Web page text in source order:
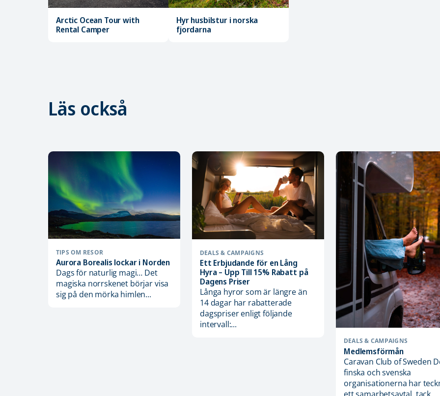
Arctic Ocean Tour with
Rental Camper
Hyr husbilstur i norska
fjordarna
Läs också
TIPS OM RESOR
Aurora Borealis lockar i Norden
Dags för naturlig magi… Det
magiska norrskenet börjar visa
sig på den mörka himlen...
DEALS & CAMPAIGNS
Ett Erbjudande för en Lång
Hyra – Upp Till 15% Rabatt på
Dagens Priser
Långa hyror som är längre än
14 dagar har rabatterade
dagspriser enligt följande
intervall:...
DEALS & CAMPAIGNS
Medlemsförmån
Caravan Club of Sweden
finska och svenska
organisationerna har